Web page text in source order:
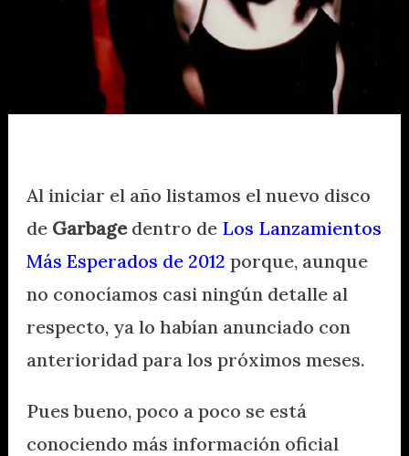
Al iniciar el año listamos el nuevo disco
de Garbagedentro de Los Lanzamientos
Más Esperados de 2012 porque, aunque
no conocíamos casi ningún detalle al
respecto, ya lo habían anunciado con
anterioridad para los próximos meses.
Pues bueno, poco a poco se está
conociendo más información oficial